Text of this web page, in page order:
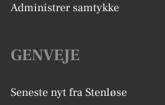
Administrer samtykke
GENVEJE
Seneste nyt fra Stenløse